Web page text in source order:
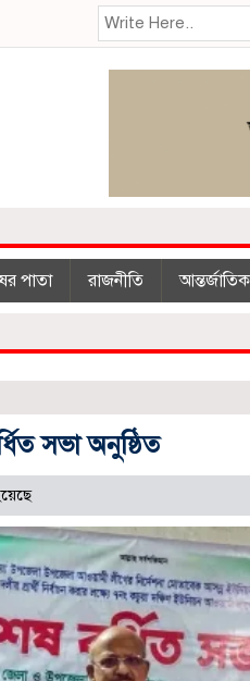
পাতা রাজনীতি আন্তর্জাতিক
সভা অনুষ্ঠিত